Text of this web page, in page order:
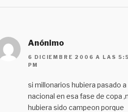
Anónimo
6 DICIEMBRE 2006 A LAS
PM
si millonarios hubiera pasado a
nacional en esa fase de copa
hubiera sido campeon porque